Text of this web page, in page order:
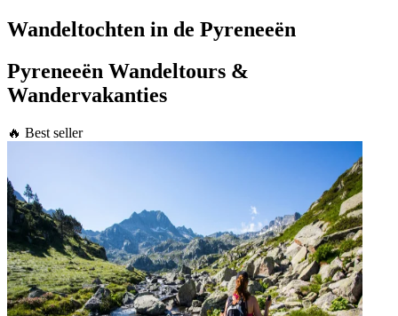
Wandeltochten in de Pyreneeën
Pyreneeën Wandeltours &
Wandervakanties
🔥 Best seller